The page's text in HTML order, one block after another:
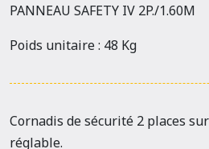
PANNEAU SAFETY IV 2P./1.60M
Poids unitaire : 48 Kg
Cornadis de sécurité 2 places
réglable.